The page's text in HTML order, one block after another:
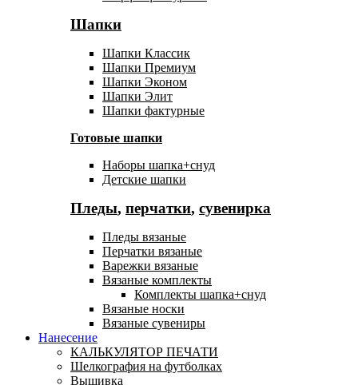
Шапки
Шапки Классик
Шапки Премиум
Шапки Эконом
Шапки Элит
Шапки фактурные
Готовые шапки
Наборы шапка+снуд
Детские шапки
Пледы, перчатки, сувенирка
Пледы вязаные
Перчатки вязаные
Варежки вязаные
Вязаные комплекты
Комплекты шапка+снуд
Вязаные носки
Вязаные сувениры
Нанесение
КАЛЬКУЛЯТОР ПЕЧАТИ
Шелкография на футболках
Вышивка